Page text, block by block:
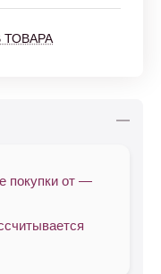
покупки от —